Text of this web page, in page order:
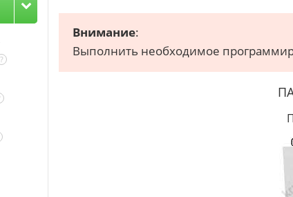
Внимание:
Выполнить необходимое